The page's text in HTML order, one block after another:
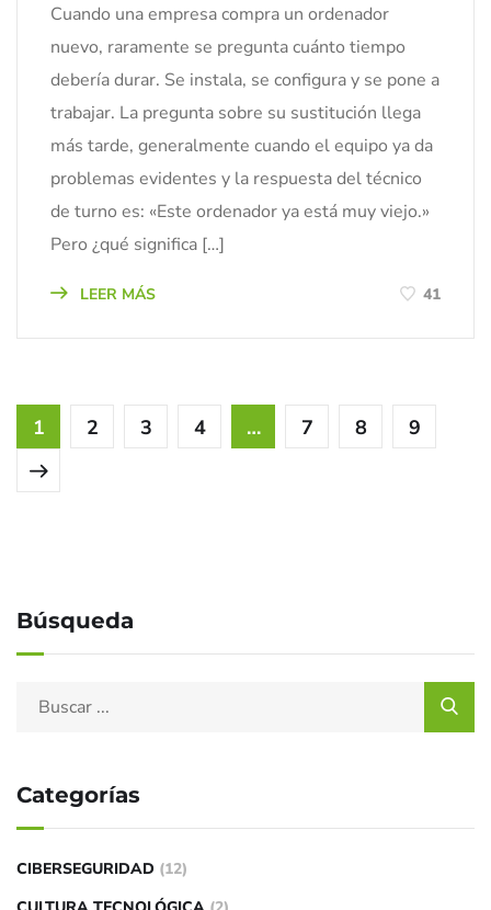
Cuando una empresa compra un ordenador
nuevo, raramente se pregunta cuánto tiempo
debería durar. Se instala, se configura y se pone a
trabajar. La pregunta sobre su sustitución llega
más tarde, generalmente cuando el equipo ya da
problemas evidentes y la respuesta del técnico
de turno es: «Este ordenador ya está muy viejo.»
Pero ¿qué significa […]
LEER MÁS 41
1 2 3 4 … 7 8 9
Búsqueda
Categorías
CIBERSEGURIDAD (12)